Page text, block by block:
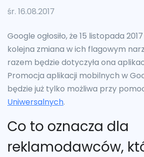
śr. 16.08.2017
Google ogłosiło, że 15 listopada
kolejna zmiana w ich flagowym
razem będzie dotyczyła ona
Promocja aplikacji mobilnych w
będzie już tylko możliwa przy
Uniwersalnych.
Co to oznacza dla
reklamodawców,